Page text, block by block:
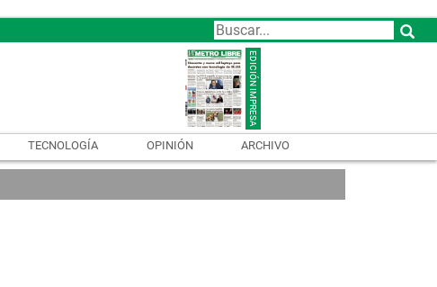
TECNOLOGÍA OPINIÓN ARCHIVO